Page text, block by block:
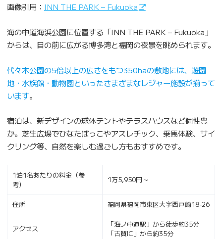
画像引用： INN THE PARK – Fukuoka
海の中道海浜公園に位置する「INN THE PARK – Fukuoka」
からは、目の前に広がる博多湾と福岡の夜景を眺められます。
代々木公園の5倍以上の広さをもつ350haの敷地には、遊園
地・水族館・動物園といったさまざまなレジャー施設が揃って
います。
宿泊は、新デザインの球体テントやテラスハウスなど個性豊
か。芝生広場でひなたぼっこやアスレチック、乗馬体験、サイ
クリング等、自然を楽しむ過ごし方もおすすめです。
1泊1名あたりの料金（参
考）
1万5,950円～
住所 福岡県福岡市東区大字西戸崎18-26
アクセス
「海ノ中道駅」から徒歩約35分
「古賀IC」から約35分